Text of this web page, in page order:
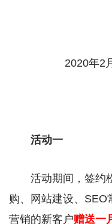
2020年2月
活动一
活动期间，签约松
购、网站建设、SEO
营销的新客户赠送一